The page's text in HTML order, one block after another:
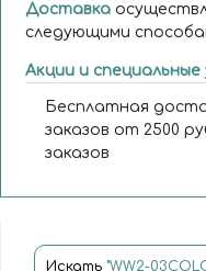
Доставка
следующими
Акции и специальные
Бесплатная
заказов от 2500
заказов
Искать "WW2-